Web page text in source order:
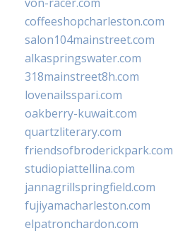
coffeeshopcharleston.com
salon104mainstreet.com
alkaspringswater.com
318mainstreet8h.com
lovenailsspari.com
oakberry-kuwait.com
quartzliterary.com
friendsofbroderickpark.com
studiopiattellina.com
jannagrillspringfield.com
fujiyamacharleston.com
elpatronchardon.com